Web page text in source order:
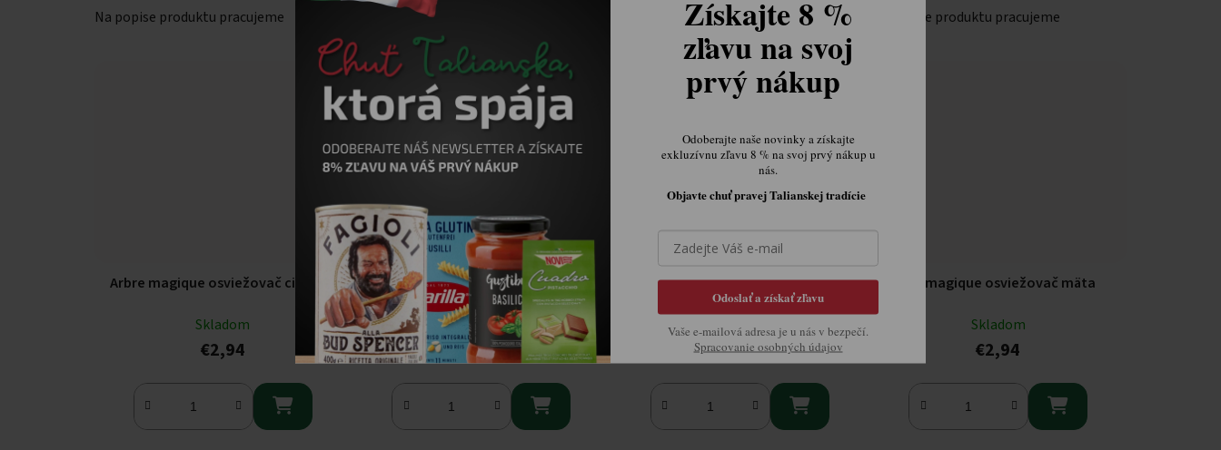
Na popise produktu pracujeme Na popise produktu pracujeme Na popise produktu pracujeme Na popise produktu pracujeme
Arbre magique osviežovač citrus
Skladom
€2,94

Arbre magique osviežovač vanilka
Skladom
€2,94

Arbre magique osviežovač ovocná
vôňa
Skladom
€2,94

Arbre magique osviežovač mäta
Skladom
€2,94

Získajte 8 %
zľavu na svoj
prvý nákup
Odoberajte naše novinky a získajte
exkluzívnu zľavu 8 % na svoj prvý nákup u
nás.
Objavte chuť pravej Talianskej tradície
Odoslať a získať zľavu
Vaše e-mailová adresa je u nás v bezpečí.
Spracovanie osobných údajov